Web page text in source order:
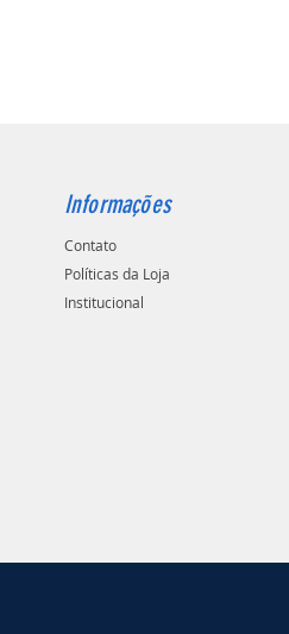
Informações
Contato
Políticas da Loja
Institucional